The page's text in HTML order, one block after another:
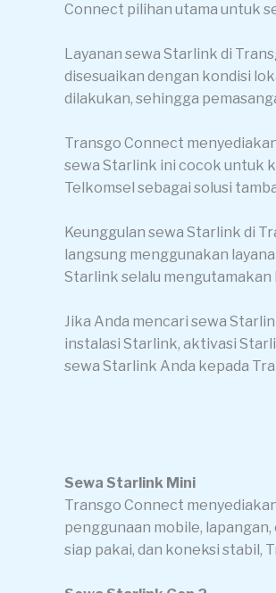
Connect pilihan utama untuk
Layanan sewa Starlink di
disesuaikan dengan kondisi
dilakukan, sehingga
Transgo Connect
sewa Starlink ini cocok untuk
Telkomsel sebagai solusi
Keunggulan sewa Starlink di
langsung menggunakan
Starlink selalu mengutamakan
Jika Anda mencari sewa
instalasi Starlink, aktivasi
sewa Starlink Anda kepada
Sewa Starlink Mini
Transgo Connect
penggunaan mobile,
siap pakai, dan koneksi stabil,